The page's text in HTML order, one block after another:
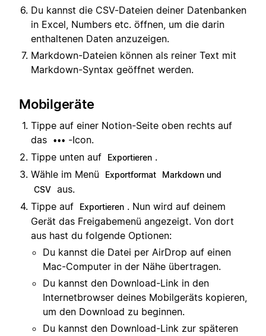
Du kannst die CSV-Dateien deiner Datenbanken
in Excel, Numbers etc. öffnen, um die darin
enthaltenen Daten anzuzeigen.
Markdown-Dateien können als reiner Text mit
Markdown-Syntax geöffnet werden.
Mobilgeräte
Tippe auf einer Notion-Seite oben rechts auf
das
••• -Icon.
Tippe unten auf
Exportieren .
Wähle im Menü
Exportformat
Markdown und
CSV aus.
Tippe auf
Exportieren . Nun wird auf deinem
Gerät das Freigabemenü angezeigt. Von dort
aus hast du folgende Optionen:
Du kannst die Datei per AirDrop auf einen
Mac-Computer in der Nähe übertragen.
Du kannst den Download-Link in den
Internetbrowser deines Mobilgeräts kopieren,
um den Download zu beginnen.
Du kannst den Download-Link zur späteren